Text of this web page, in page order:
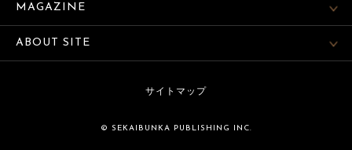
MAGAZINE
ABOUT SITE
サイトマップ
© SEKAIBUNKA PUBLISHING INC.